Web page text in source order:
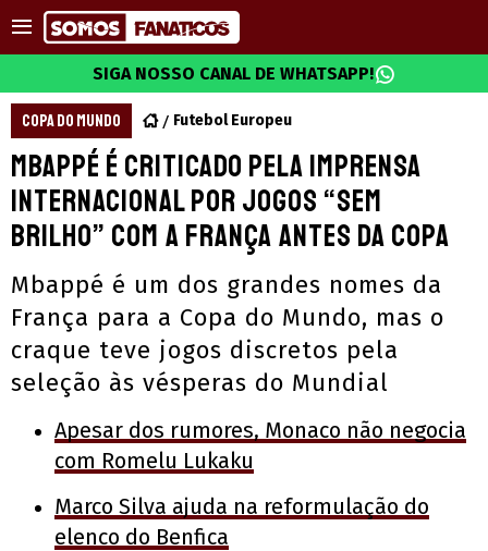
SIGA NOSSO CANAL DE WHATSAPP!
COPA DO MUNDO Futebol Europeu
Mbappé é criticado pela imprensa
internacional por jogos “sem
brilho” com a França antes da Copa
Mbappé é um dos grandes nomes da
França para a Copa do Mundo, mas o
craque teve jogos discretos pela
seleção às vésperas do Mundial
Apesar dos rumores, Monaco não negocia
com Romelu Lukaku
Marco Silva ajuda na reformulação do
elenco do Benfica